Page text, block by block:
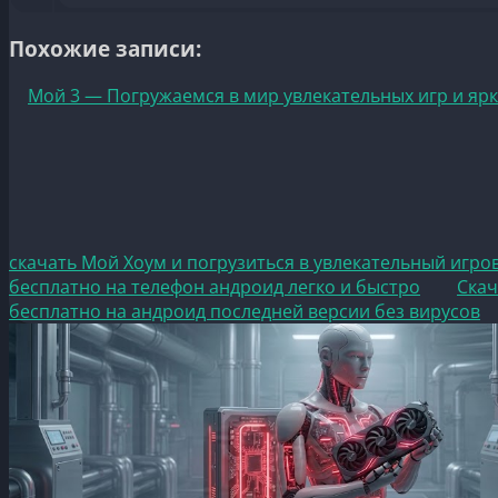
Похожие записи:
Мой 3 — Погружаемся в мир увлекательных игр и
скачать Мой Хоум и погрузиться в увлекательный
бесплатно на телефон андроид легко и быстро
бесплатно на андроид последней версии без вирусов